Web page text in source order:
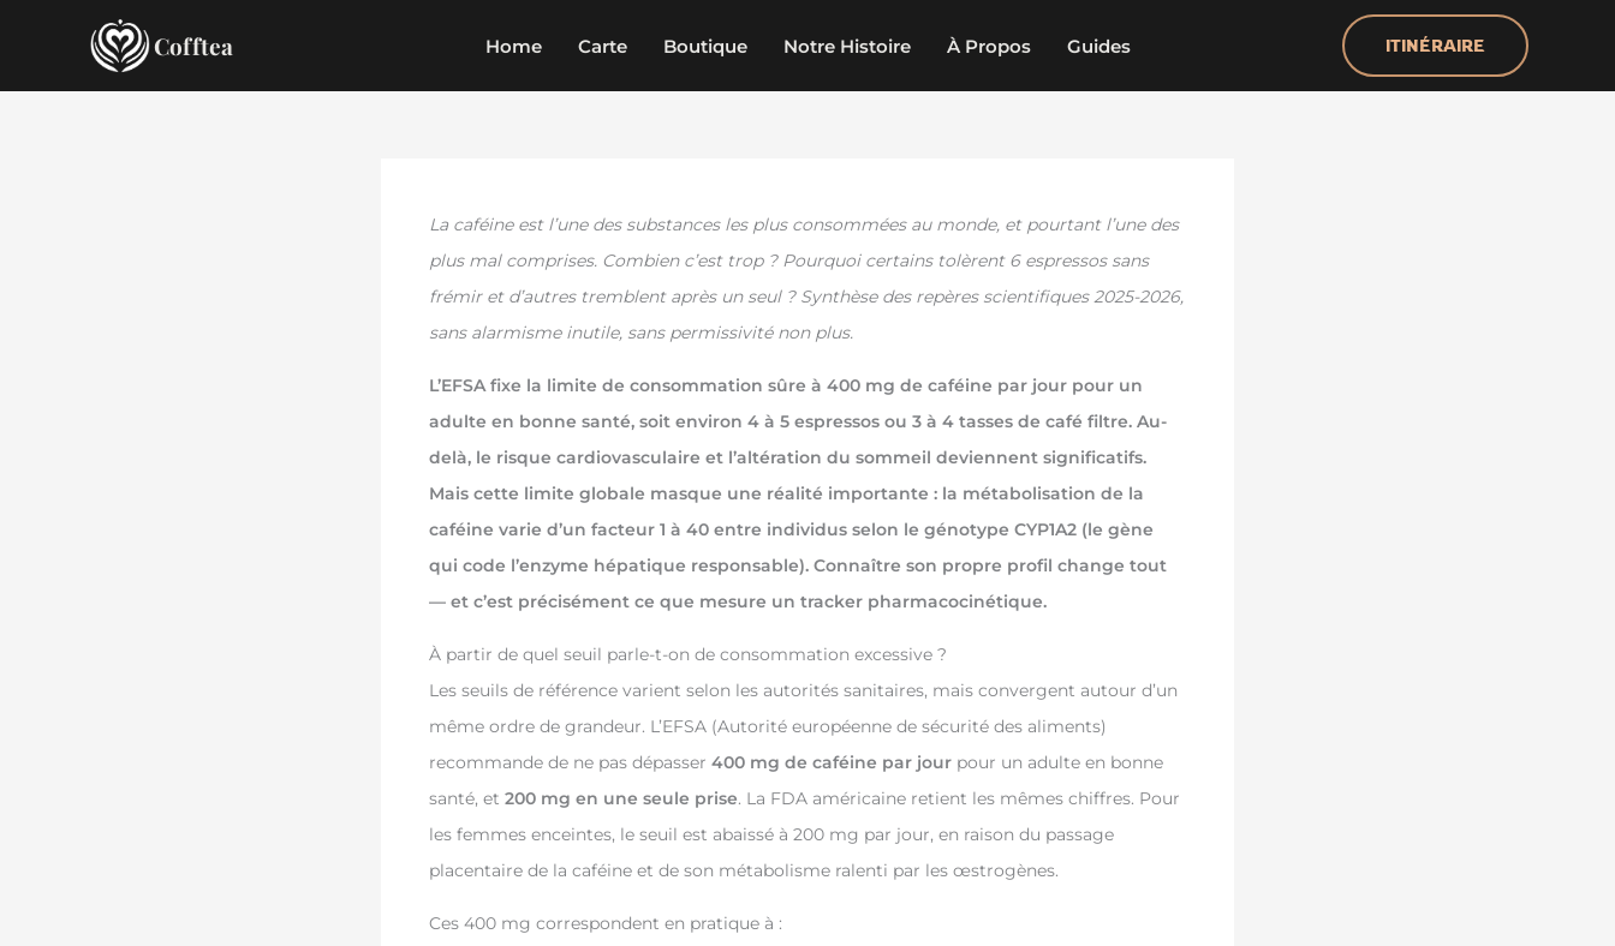
contenu
Cofftea Home Carte Boutique Notre Histoire À Propos Guides ITINÉRAIRE
La caféine est l’une des substances les plus consommées au monde, et pourtant l’une des
plus mal comprises. Combien c’est trop ? Pourquoi certains tolèrent 6 espressos sans
frémir et d’autres tremblent après un seul ? Synthèse des repères scientifiques 2025-2026,
sans alarmisme inutile, sans permissivité non plus.
L’EFSA fixe la limite de consommation sûre à 400 mg de caféine par jour pour un
adulte en bonne santé, soit environ 4 à 5 espressos ou 3 à 4 tasses de café filtre. Au-
delà, le risque cardiovasculaire et l’altération du sommeil deviennent significatifs.
Mais cette limite globale masque une réalité importante : la métabolisation de la
caféine varie d’un facteur 1 à 40 entre individus selon le génotype CYP1A2 (le gène
qui code l’enzyme hépatique responsable). Connaître son propre profil change tout
— et c’est précisément ce que mesure un tracker pharmacocinétique.
À partir de quel seuil parle-t-on de consommation excessive ?
Les seuils de référence varient selon les autorités sanitaires, mais convergent autour d’un
même ordre de grandeur. L’EFSA (Autorité européenne de sécurité des aliments)
recommande de ne pas dépasser 400 mg de caféine par jour pour un adulte en bonne
santé, et 200 mg en une seule prise. La FDA américaine retient les mêmes chiffres. Pour
les femmes enceintes, le seuil est abaissé à 200 mg par jour, en raison du passage
placentaire de la caféine et de son métabolisme ralenti par les œstrogènes.
Ces 400 mg correspondent en pratique à :